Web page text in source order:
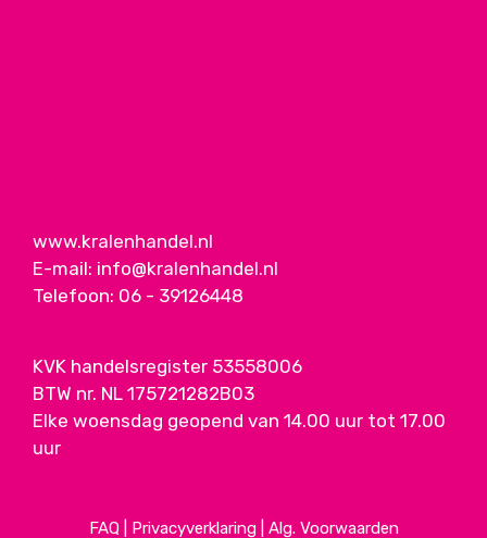
www.kralenhandel.nl
E-mail: info@kralenhandel.nl
Telefoon: 06 - 39126448
KVK handelsregister 53558006
BTW nr. NL 175721282B03
Elke woensdag geopend van 14.00 uur tot 17.00
uur
FAQ| Privacyverklaring| Alg. Voorwaarden